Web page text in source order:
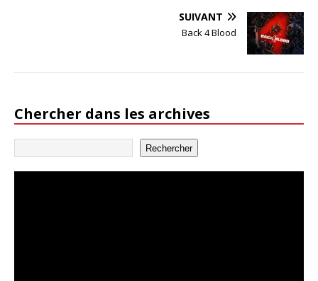
SUIVANT
Back 4 Blood
Chercher dans les archives
Rechercher